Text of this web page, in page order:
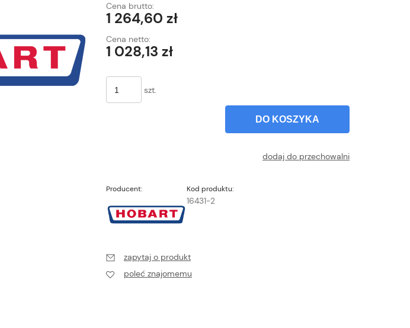
Cena brutto:
1 264,60 zł
Cena netto:
1 028,13 zł
szt.
DO KOSZYKA
dodaj do przechowalni
Producent: Kod produktu:
16431-2
zapytaj o produkt
poleć znajomemu